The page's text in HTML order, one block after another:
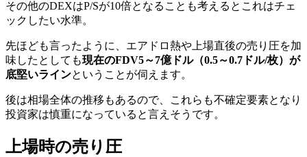
その他のDEXはP/Sが10倍となることも考えるとこれはチェ
ックしたい水準。
先ほども言ったように、エアドロ熱や上場直後の売り圧を加
味したとしても現在のFDV5～7億ドル（0.5～0.7ドル/枚）が
底堅いラインということが伺えます。
後は相場全体の推移もあるので、これらも不確定要素となり
投資家は慎重になっていると言えそうです。
上場時の売り圧